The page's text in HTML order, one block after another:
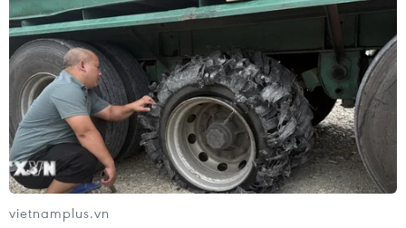
TIN LIÊN QUAN
vietnamplus.vn